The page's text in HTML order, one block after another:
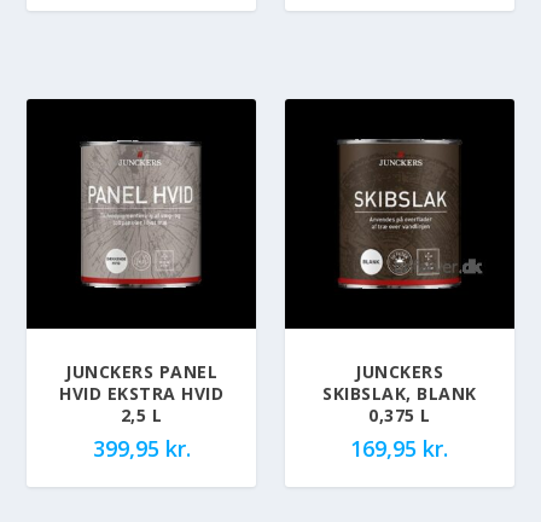
JUNCKERS PANEL
HVID EKSTRA HVID
2,5 L
399,95 kr.
JUNCKERS
SKIBSLAK, BLANK
0,375 L
169,95 kr.